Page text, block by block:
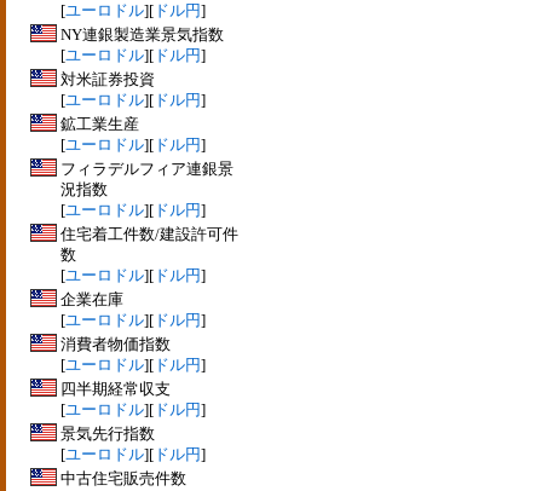
[ユーロドル][ ドル円]
NY連銀製造業景気指数
[ユーロドル][ ドル円]
対米証券投資
[ユーロドル][ ドル円]
鉱工業生産
[ユーロドル][ ドル円]
フィラデルフィア連銀景
況指数
[ユーロドル][ ドル円]
住宅着工件数/建設許可件
数
[ユーロドル][ ドル円]
企業在庫
[ユーロドル][ ドル円]
消費者物価指数
[ユーロドル][ ドル円]
四半期経常収支
[ユーロドル][ ドル円]
景気先行指数
[ユーロドル][ ドル円]
中古住宅販売件数